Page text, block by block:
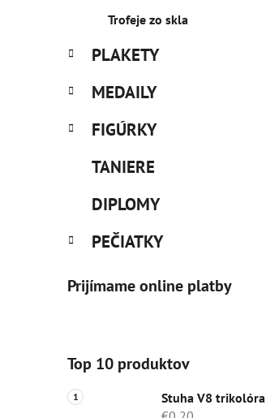
Trofeje zo skla
PLAKETY
MEDAILY
FIGÚRKY
TANIERE
DIPLOMY
PEČIATKY
Prijímame online platby
Top 10 produktov
Stuha V8 trikolóra